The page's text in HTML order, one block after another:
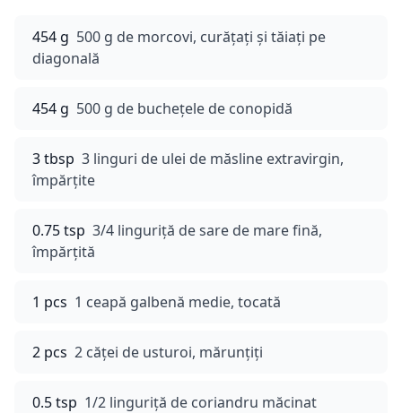
454 g 500 g de morcovi, curățați și tăiați pe
diagonală
454 g 500 g de buchețele de conopidă
3 tbsp 3 linguri de ulei de măsline extravirgin,
împărțite
0.75 tsp 3/4 linguriță de sare de mare fină,
împărțită
1 pcs 1 ceapă galbenă medie, tocată
2 pcs 2 căței de usturoi, mărunțiți
0.5 tsp 1/2 linguriță de coriandru măcinat